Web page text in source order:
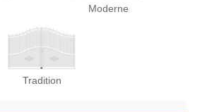
Moderne
Tradition